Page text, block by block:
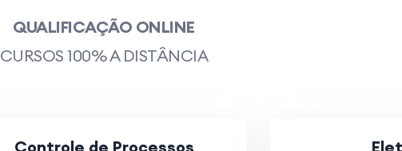
QUALIFICAÇÃO ONLINE
CURSOS 100% A DISTÂNCIA
Controle de Processos